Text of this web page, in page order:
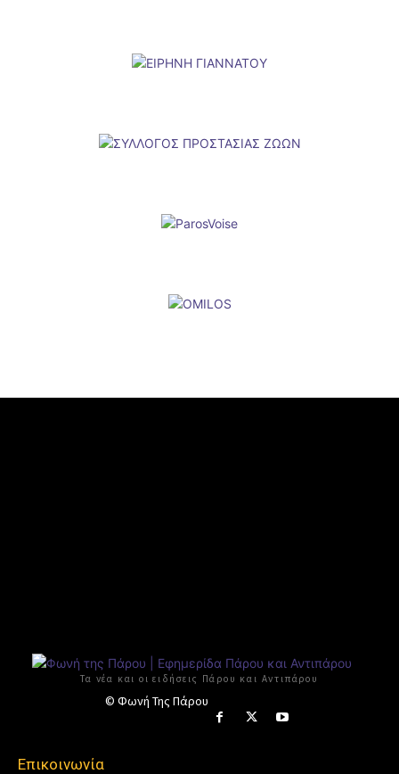
Τα νέα και οι ειδήσεις Πάρου και Αντιπάρου
© Φωνή Της Πάρου
Επικοινωνία